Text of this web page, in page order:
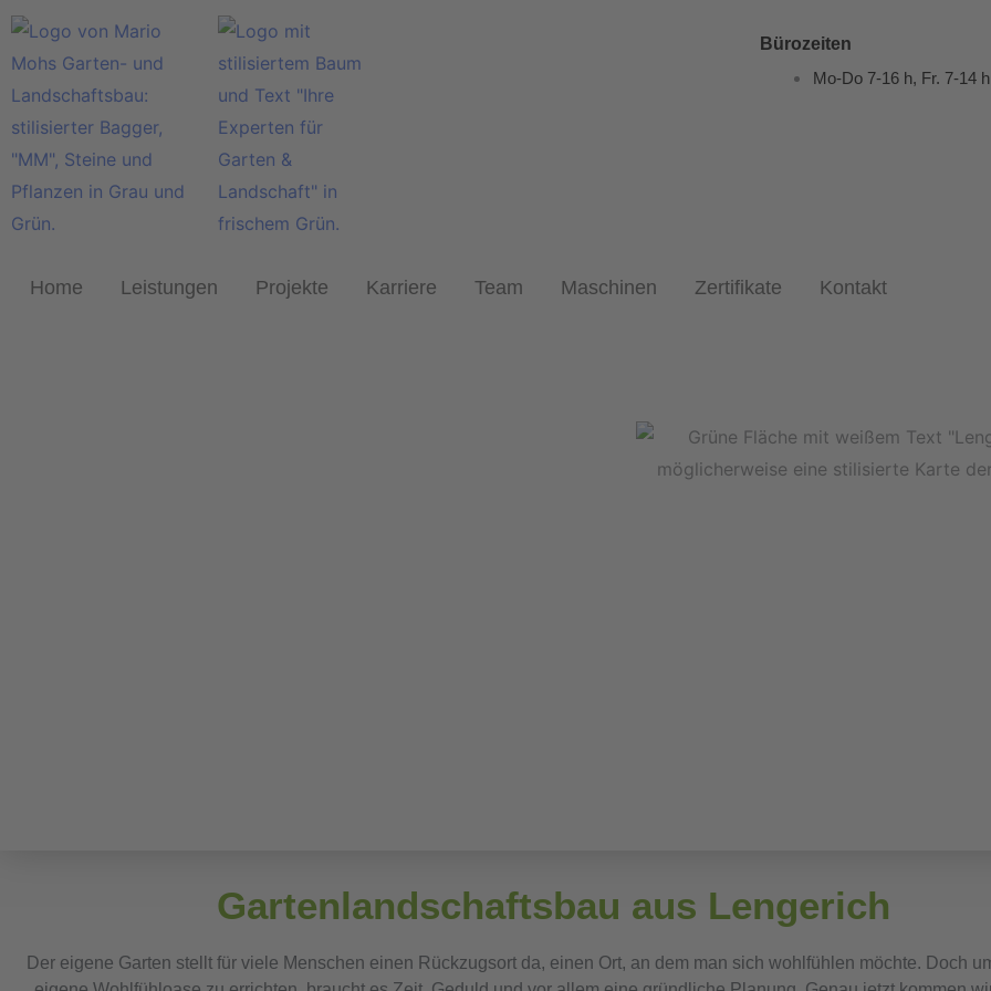
Bürozeiten
Mo-Do 7-16 h, Fr. 7-14 h
Home Leistungen Projekte Karriere Team Maschinen Zertifikate Kontakt
Gartenlandschaftsbau aus Lengerich
Der eigene Garten stellt für viele Menschen einen Rückzugsort da, einen Ort, an dem man sich wohlfühlen möchte. Doch